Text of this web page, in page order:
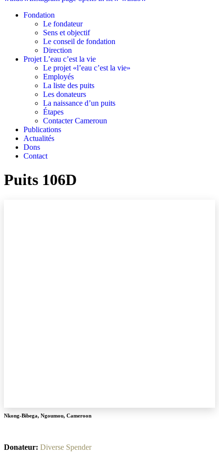
Fondation
Le fondateur
Sens et objectif
Le conseil de fondation
Direction
Projet L’eau c’est la vie
Le projet «l’eau c’est la vie»
Employés
La liste des puits
Les donateurs
La naissance d’un puits
Étapes
Contacter Cameroun
Publications
Actualités
Dons
Contact
Puits 106D
Nkong-Bibega, Ngoumou, Cameroon
Donateur: Diverse Spender